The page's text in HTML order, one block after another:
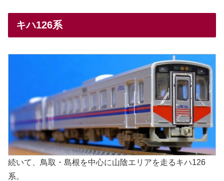
キハ126系
続いて、鳥取・島根を中心に山陰エリアを走るキハ126
系。